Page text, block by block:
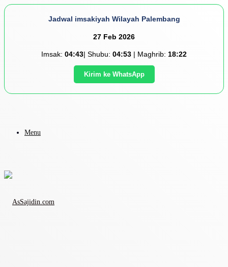
Jadwal imsakiyah Wilayah Palembang
27 Feb 2026
Imsak: 04:43| Shubu: 04:53 | Maghrib: 18:22
Kirim ke WhatsApp
Menu